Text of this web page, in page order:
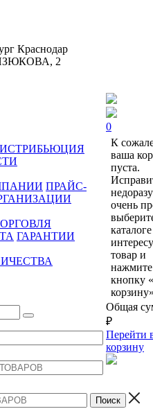
Краснодар
2
ПРАЙС-
ГАРАНТИИ
0
К
ваша
пуста.
очень
каталоге
товар и
нажмите
кнопку
Общая
₽
Перейти
корзину